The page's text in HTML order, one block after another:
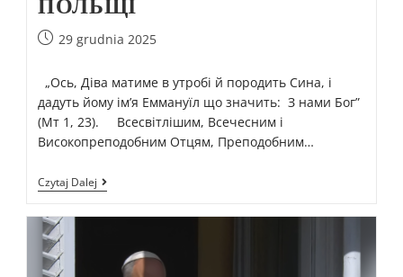
ПОЛЬЩІ
29 grudnia 2025
„Ось, Діва матиме в утробі й породить Cина, і
дадуть йому ім’я Еммануїл що значить: З нами Бог”
(Мт 1, 23). Всесвітлішим, Всечесним і
Високопреподобним Отцям, Преподобним…
Czytaj Dalej